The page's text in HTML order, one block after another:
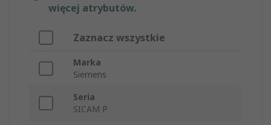
więcej atrybutów.
Zaznacz wszystkie
Marka
Siemens
Seria
SICAM P